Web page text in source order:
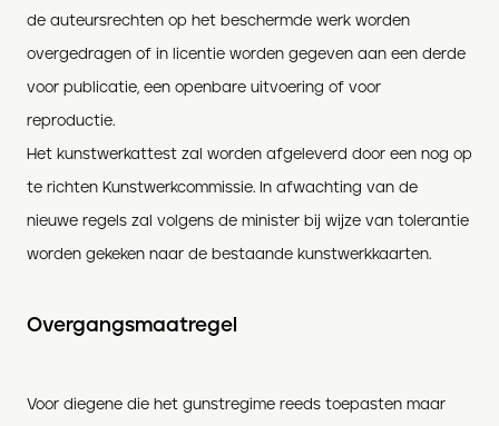
de auteursrechten op het beschermde werk worden
overgedragen of in licentie worden gegeven aan een derde
voor publicatie, een openbare uitvoering of voor
reproductie.
Het kunstwerkattest zal worden afgeleverd door een nog op
te richten Kunstwerkcommissie. In afwachting van de
nieuwe regels zal volgens de minister bij wijze van tolerantie
worden gekeken naar de bestaande kunstwerkkaarten.
Overgangsmaatregel
Voor diegene die het gunstregime reeds toepasten maar